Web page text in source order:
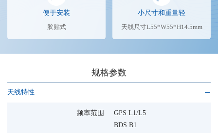
便于安装
胶贴式
小尺寸和重量轻
天线尺寸L55*W55*H14.5mm
规格参数
天线特性
频率范围
GPS L1/L5
BDS B1